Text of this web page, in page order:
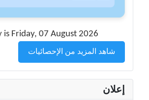
is Friday, 07 August 2026
شاهد المزيد من الإحصائيات
إعلان